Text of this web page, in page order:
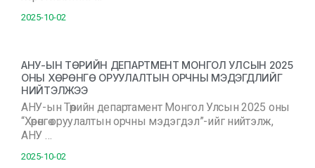
2025-10-02
АНУ-ЫН ТӨРИЙН ДЕПАРТМЕНТ МОНГОЛ УЛСЫН 2025
ОНЫ ХӨРӨНГӨ ОРУУЛАЛТЫН ОРЧНЫ МЭДЭГДЛИЙГ
НИЙТЭЛЖЭЭ
АНУ-ын Төрийн департамент Монгол Улсын 2025 оны
“Хөрөнгө оруулалтын орчны мэдэгдэл”-ийг нийтэлж,
АНУ …
2025-10-02